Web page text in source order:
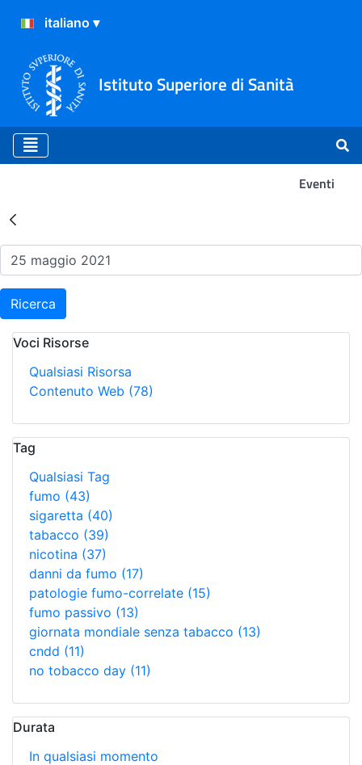
Istituto Superiore di Sanità
Eventi
Risultati della Ricerca -
Ricerca
Voci Risorse
Qualsiasi Risorsa
Contenuto Web (78)
Tag
Qualsiasi Tag
fumo (43)
sigaretta (40)
tabacco (39)
nicotina (37)
danni da fumo (17)
patologie fumo-correlate (15)
fumo passivo (13)
giornata mondiale senza tabacco (13)
cndd (11)
no tobacco day (11)
Durata
In qualsiasi momento